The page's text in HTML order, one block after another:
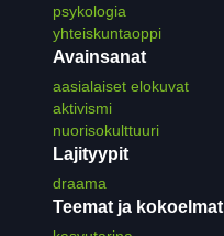
psykologia
yhteiskuntaoppi
Avainsanat
aasialaiset elokuvat
aktivismi
nuorisokulttuuri
Lajityypit
draama
Teemat ja kokoelmat